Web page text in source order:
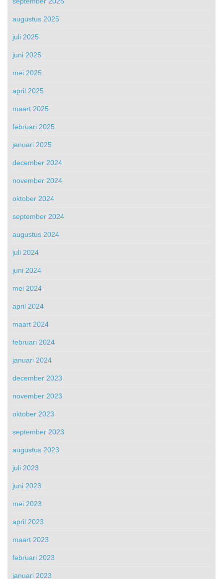
augustus 2025
juli 2025
juni 2025
mei 2025
april 2025
maart 2025
februari 2025
januari 2025
december 2024
november 2024
oktober 2024
september 2024
augustus 2024
juli 2024
juni 2024
mei 2024
april 2024
maart 2024
februari 2024
januari 2024
december 2023
november 2023
oktober 2023
september 2023
augustus 2023
juli 2023
juni 2023
mei 2023
april 2023
maart 2023
februari 2023
januari 2023